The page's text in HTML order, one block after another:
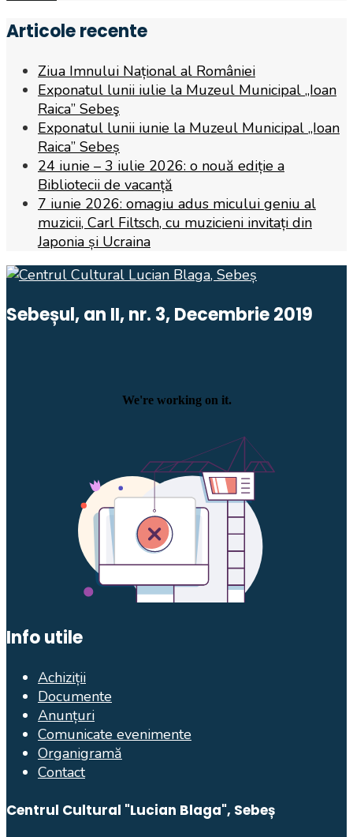
Articole recente
Ziua Imnului Național al României
Exponatul lunii iulie la Muzeul Municipal „Ioan
Raica” Sebeş
Exponatul lunii iunie la Muzeul Municipal „Ioan
Raica” Sebeș
24 iunie – 3 iulie 2026: o nouă ediție a
Bibliotecii de vacanță
7 iunie 2026: omagiu adus micului geniu al
muzicii, Carl Filtsch, cu muzicieni invitați din
Japonia și Ucraina
Sebeșul, an II, nr. 3, Decembrie 2019
Info utile
Achiziții
Documente
Anunțuri
Comunicate evenimente
Organigramă
Contact
Centrul Cultural "Lucian Blaga", Sebeș